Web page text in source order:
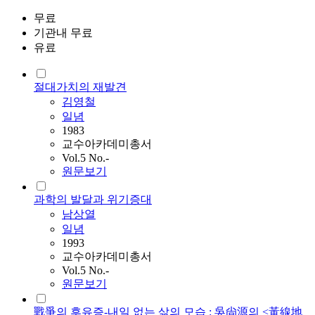
무료
기관내 무료
유료
절대가치의 재발견
김영철
일념
1983
교수아카데미총서
Vol.5 No.-
원문보기
과학의 발달과 위기증대
남상열
일념
1993
교수아카데미총서
Vol.5 No.-
원문보기
戰爭의 후유증-내일 없는 삶의 모습 : 吳尙源의 <黃線地